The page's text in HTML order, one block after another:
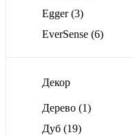
Egger(3)
EverSense (6)
Декор
Дерево (1)
Дуб (19)